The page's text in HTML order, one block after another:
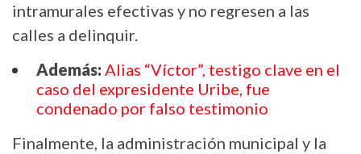
intramurales efectivas y no regresen a las
calles a delinquir.
Además: Alias “Víctor”, testigo clave en el
caso del expresidente Uribe, fue
condenado por falso testimonio
Finalmente, la administración municipal y la